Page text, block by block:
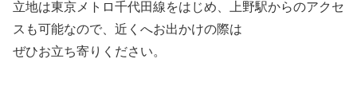
立地は東京メトロ千代田線をはじめ、上野駅からのアクセ
スも可能なので、近くへお出かけの際は
ぜひお立ち寄りください。